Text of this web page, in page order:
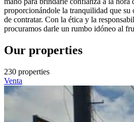
proporcionándole la tranquilidad que su
de contratar. Con la ética y la
procuramos darle un rumbo idóneo al
Our properties
230 properties
Venta